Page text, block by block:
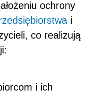
ochrony
i
co realizują
i ich